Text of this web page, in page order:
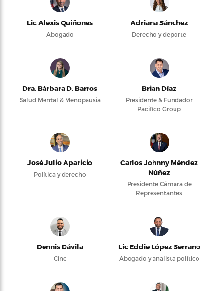
Lic Alexis Quiñones
Abogado
Adriana Sánchez
Derecho y deporte
Dra. Bárbara D. Barros
Salud Mental & Menopausia
Brian Díaz
Presidente & Fundador
Pacifico Group
José Julio Aparicio
Política y derecho
Carlos Johnny Méndez
Núñez
Presidente Cámara de
Representantes
Dennis Dávila
Cine
Lic Eddie López Serrano
Abogado y analista político